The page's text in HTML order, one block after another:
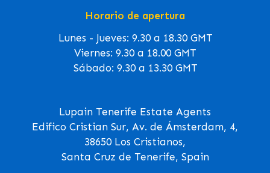
Horario de apertura
Lunes - Jueves: 9.30 a 18.30 GMT
Viernes: 9.30 a 18.00 GMT
Sábado: 9.30 a 13.30 GMT
Lupain Tenerife Estate Agents
Edifico Cristian Sur, Av. de Ámsterdam, 4,
38650 Los Cristianos,
Santa Cruz de Tenerife, Spain